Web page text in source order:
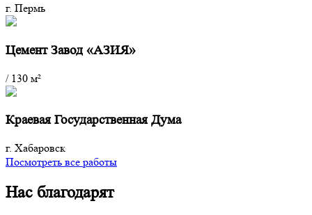
г. Пермь
Цемент Завод «АЗИЯ»
/130 м²
Краевая Государственная Дума
г. Хабаровск
Посмотреть все работы
Нас благодарят